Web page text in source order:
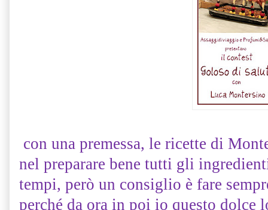
con una premessa, le ricette di
nel preparare bene tutti gli
tempi, però un consiglio è fare
perché da ora in poi io questo dolce